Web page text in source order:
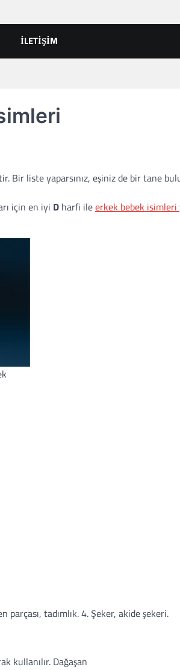
İLETIŞIM
Bir liste yaparsınız, eşiniz de bir tane
için en iyi D harfi ileerkek bebek isimleri
tadımlık. 4. Şeker, akide şekeri.
kullanılır. Dağaşan